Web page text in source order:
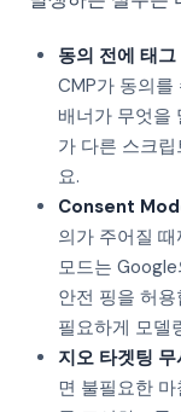
동의 전에 태그
CMP가 동의를
배너가 무엇을
가 다른 스크
요.
Consent
의가 주어질
모드는
안전 핑을 허
필요하게 모델
지오 타겟팅 무
면 불필요한